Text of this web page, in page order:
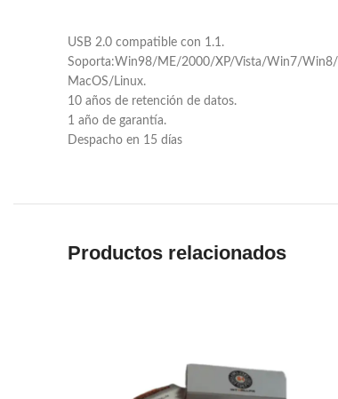
USB 2.0 compatible con 1.1.
Soporta:Win98/ME/2000/XP/Vista/Win7/Win8/
MacOS/Linux.
10 años de retención de datos.
1 año de garantía.
Despacho en 15 días
Productos relacionados